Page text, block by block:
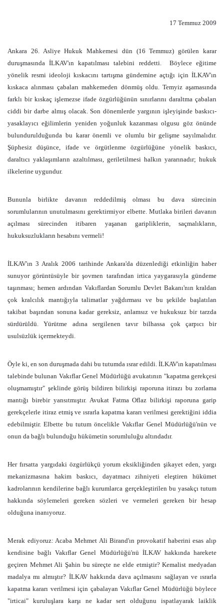
17 Temmuz 2009
Ankara 26. Asliye Hukuk Mahkemesi dün (16 Temmuz) görülen karar
duruşmasında İLKAV'ın kapatılması talebini reddetti.
Böylece eğitime
yönelik resmi ideoloji kıskacını tartışma gündemine açtığı için İLKAV'ın
kıskaca alınması çabaları mahkemeden dönmüş oldu. Temyiz aşamasında
farklı bir kıskaç işlemezse ifade özgürlüğünün sınırlarını daraltma çabaları
ciddi bir darbe almış olacak. Son dönemlerde yargının işleyişinde baskıcı-
yasaklayıcı eğilimlerin yeniden yoğunluk kazanması olgusu göz önünde
bulundurulduğunda bu karar önemli ve olumlu bir gelişme sayılmalıdır.
Şüphesiz düşünce, ifade ve örgütlenme özgürlüğüne yönelik baskıcı,
daraltıcı yaklaşımların azaltılması, geriletilmesi halkın yararınadır; hukuk
ilkelerine uygundur.
Bununla birlikte davanın reddedilmiş olması bu dava sürecinin
sorumlularının unutulmasını gerektirmiyor elbette. Mutlaka birileri davanın
açılması sürecinden itibaren yaşanan garipliklerin, saçmalıkların,
hukuksuzlukların hesabını vermeli!
İLKAV'ın 3 Aralık 2006 tarihinde Ankara'da düzenlediği etkinliğin haber
sunuyor görüntüsüyle bir şovmen tarafından irtica yaygarasıyla gündeme
taşınması; hemen ardından Vakıflardan Sorumlu Devlet Bakanı'nın kraldan
çok kralcılık mantığıyla talimatlar yağdırması ve bu şekilde başlatılan
takibat başından sonuna kadar gereksiz, anlamsız ve hukuksuz bir tarzda
sürdürüldü. Yürütme adına sergilenen tavır bilhassa çok çarpıcı bir
usulsüzlük içermekteydi.
Öyle ki, en son duruşmada dahi bu tutumda ısrar edildi. İLKAV'ın kapatılması
talebinde bulunan Vakıflar Genel Müdürlüğü avukatının "kapatma gerekçesi
oluşmamıştır" şeklinde görüş bildiren bilirkişi raporuna itirazı bu zorlama
mantığı birebir yansıtmıştır. Avukat Fatma Oflaz bilirkişi raporuna garip
gerekçelerle itiraz etmiş ve ısrarla kapatma kararı verilmesi gerektiğini iddia
edebilmiştir. Elbette bu tutum öncelikle Vakıflar Genel Müdürlüğü'nün ve
onun da bağlı bulunduğu hükümetin sorumluluğu altındadır.
Her fırsatta yargıdaki özgürlükçü yorum eksikliğinden şikayet eden, yargı
mekanizmasına hakim baskıcı, dayatmacı zihniyeti eleştiren hükümet
kadrolarının kendilerine bağlı kurumlarca gerçekleştirilen bu yasakçı tutum
hakkında söylemeleri gereken sözleri ve vermeleri gereken bir hesap
olduğuna inanıyoruz.
Merak ediyoruz: Acaba Mehmet Ali Birand'ın provokatif haberini esas alıp
kendisine bağlı Vakıflar Genel Müdürlüğü'nü İLKAV hakkında harekete
geçiren Mehmet Ali Şahin bu süreçte ne elde etmiştir? Kemalist medyadan
madalya mı almıştır? İLKAV hakkında dava açılmasını sağlayan ve ısrarla
kapatma kararı verilmesi için çabalayan Vakıflar Genel Müdürlüğü böylece
"irticai" kuruluşlara karşı ne kadar sert olduğunu ispatlayarak laiklik